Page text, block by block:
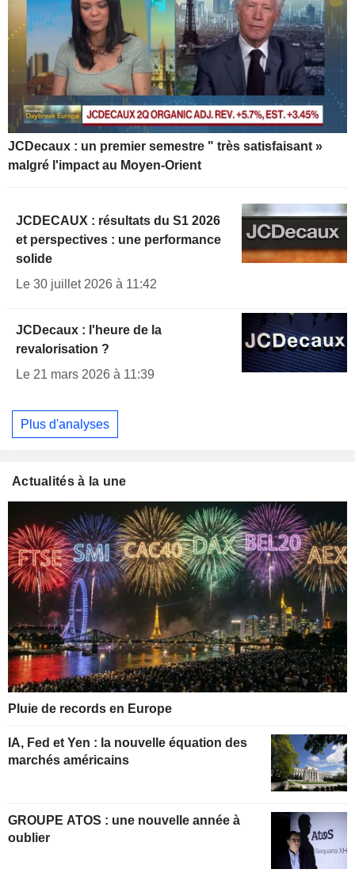
JCDecaux : un premier semestre " très satisfaisant »
malgré l'impact au Moyen-Orient
JCDECAUX : résultats du S1 2026
et perspectives : une performance
solide
Le 30 juillet 2026 à 11:42
JCDecaux : l'heure de la
revalorisation ?
Le 21 mars 2026 à 11:39
Plus d'analyses
Actualités à la une
Pluie de records en Europe
IA, Fed et Yen : la nouvelle équation des
marchés américains
GROUPE ATOS : une nouvelle année à
oublier